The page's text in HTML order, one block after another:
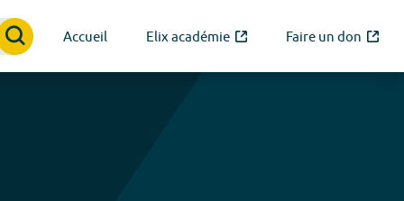
Accueil Elix académie Faire un don